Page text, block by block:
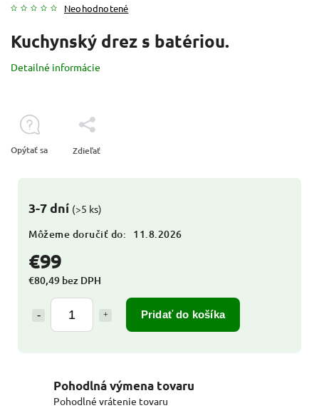
Neohodnotené
€99
€80,49 bez DPH
Pridať do košíka
3-7 dní (>5 ks)
Môžeme doručiť do: 11.8.2026
Kuchynský drez s batériou.
Detailné informácie
Opýtať sa Zdieľať
Pohodlná výmena tovaru
Pohodlné vrátenie tovaru